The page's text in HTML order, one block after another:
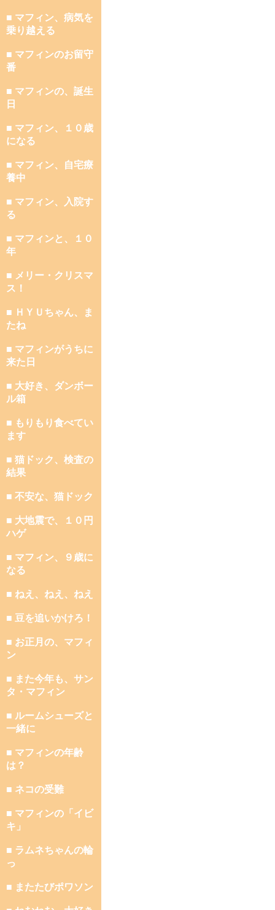
■ マフィン、病気を
乗り越える
■ マフィンのお留守
番
■ マフィンの、誕生
日
■ マフィン、１０歳
になる
■ マフィン、自宅療
養中
■ マフィン、入院す
る
■ マフィンと、１０
年
■ メリー・クリスマ
ス！
■ ＨＹＵちゃん、ま
たね
■ マフィンがうちに
来た日
■ 大好き、ダンボー
ル箱
■ もりもり食べてい
ます
■ 猫ドック、検査の
結果
■ 不安な、猫ドック
■ 大地震で、１０円
ハゲ
■ マフィン、９歳に
なる
■ ねえ、ねえ、ねえ
■ 豆を追いかけろ！
■ お正月の、マフィ
ン
■ また今年も、サン
タ・マフィン
■ ルームシューズと
一緒に
■ マフィンの年齢
は？
■ ネコの受難
■ マフィンの「イビ
キ」
■ ラムネちゃんの輪
っ
■ またたびポワソン